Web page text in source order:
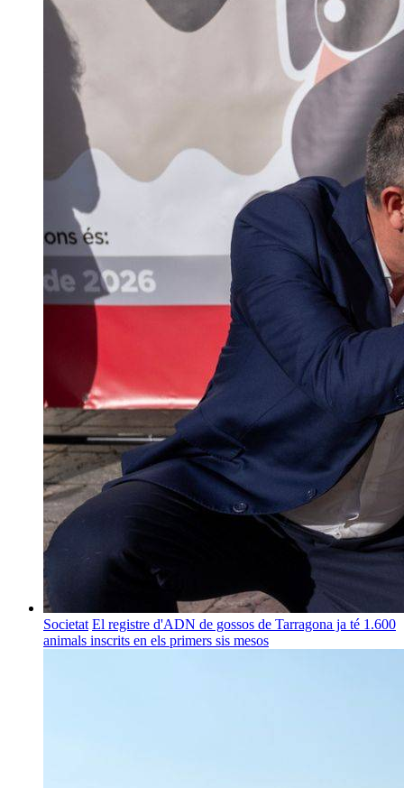
Societat El registre d'ADN de gossos de Tarragona ja té 1.600
animals inscrits en els primers sis mesos